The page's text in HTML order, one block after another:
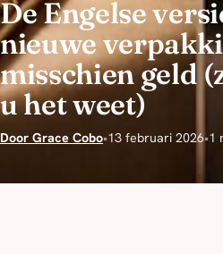
De Engelse
nieuwe
misschien geld
u het weet)
Door Grace Cobo•13 februari 2026•1